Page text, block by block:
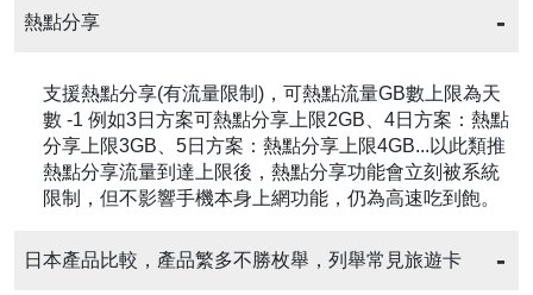
熱點分享
支援熱點分享(有流量限制)，可熱點流量GB數上限為天
數 -1 例如3日方案可熱點分享上限2GB、4日方案：熱點
分享上限3GB、5日方案：熱點分享上限4GB...以此類推
熱點分享流量到達上限後，熱點分享功能會立刻被系統
限制，但不影響手機本身上網功能，仍為高速吃到飽。
日本產品比較，產品繁多不勝枚舉，列舉常見旅遊卡